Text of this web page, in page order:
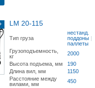
LM 20-115
Тип груза
нестанд.
поддоны |
паллеты
Грузоподъемность,
кг
2000
Высота подъема, мм
190
Длина вил, мм
1150
Расстояние между
вилами, мм
450